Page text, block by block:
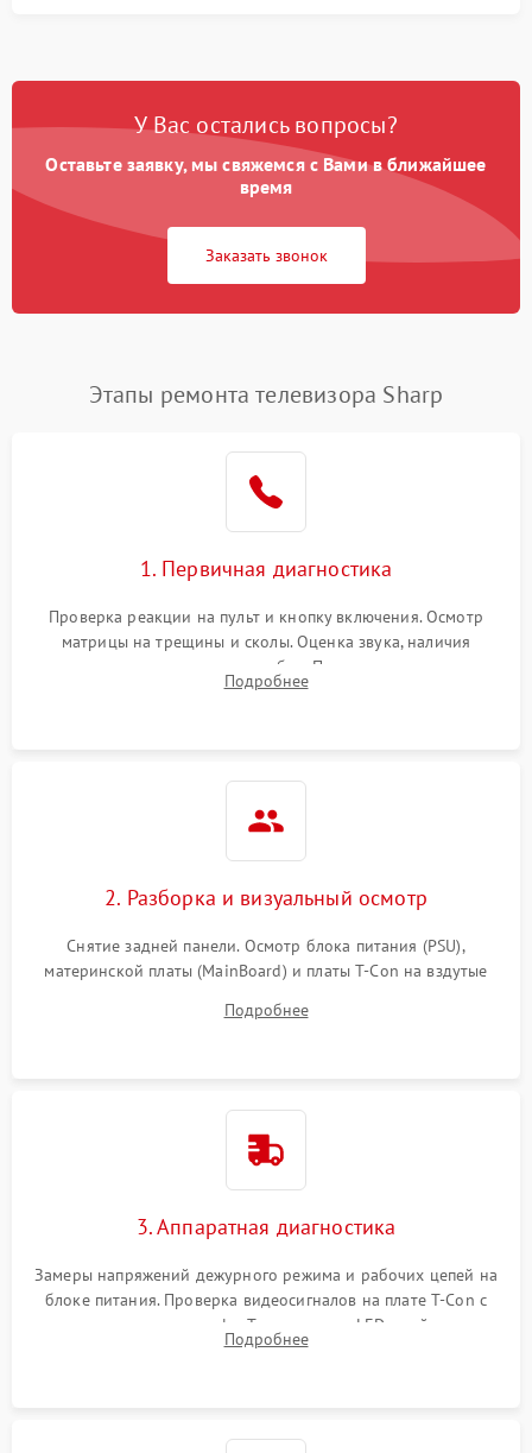
У Вас остались вопросы?
Оставьте заявку, мы свяжемся с Вами в ближайшее
время
Заказать звонок
Этапы ремонта телевизора Sharp
1. Первичная диагностика
Проверка реакции на пульт и кнопку включения. Осмотр
матрицы на трещины и сколы. Оценка звука, наличия
подсветки и индикаторов ошибок. Подключение тестовых
источников сигнала для выявления симптомов поломки.
Подробнее
2. Разборка и визуальный осмотр
Снятие задней панели. Осмотр блока питания (PSU),
материнской платы (MainBoard) и платы T-Con на вздутые
Проверка надежности фиксации и целостности шлейфов.
Подробнее
3. Аппаратная диагностика
Замеры напряжений дежурного режима и рабочих цепей на
блоке питания. Проверка видеосигналов на плате T-Con с
помощью осциллографа. Тестирование LED-драйвера и
светодиодных планок подсветки мультиметром.
Подробнее